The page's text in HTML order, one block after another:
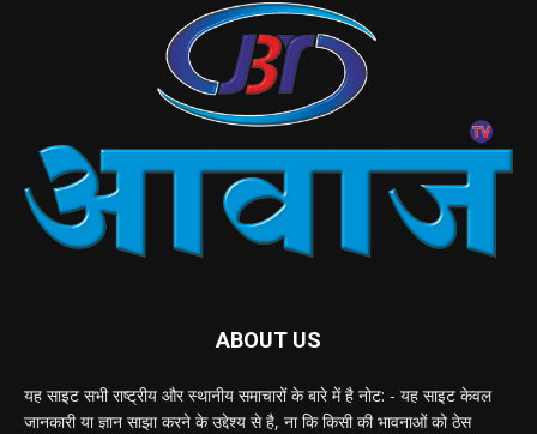
ABOUT US
यह साइट सभी राष्ट्रीय और स्थानीय समाचारों के बारे में है नोट: - यह साइट केवल
जानकारी या ज्ञान साझा करने के उद्देश्य से है, ना कि किसी की भावनाओं को ठेस